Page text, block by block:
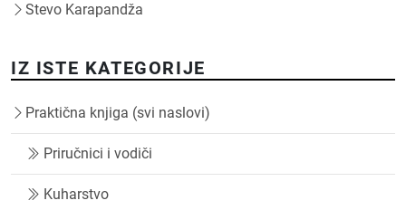
Stevo Karapandža
IZ ISTE KATEGORIJE
Praktična knjiga (svi naslovi)
Priručnici i vodiči
Kuharstvo